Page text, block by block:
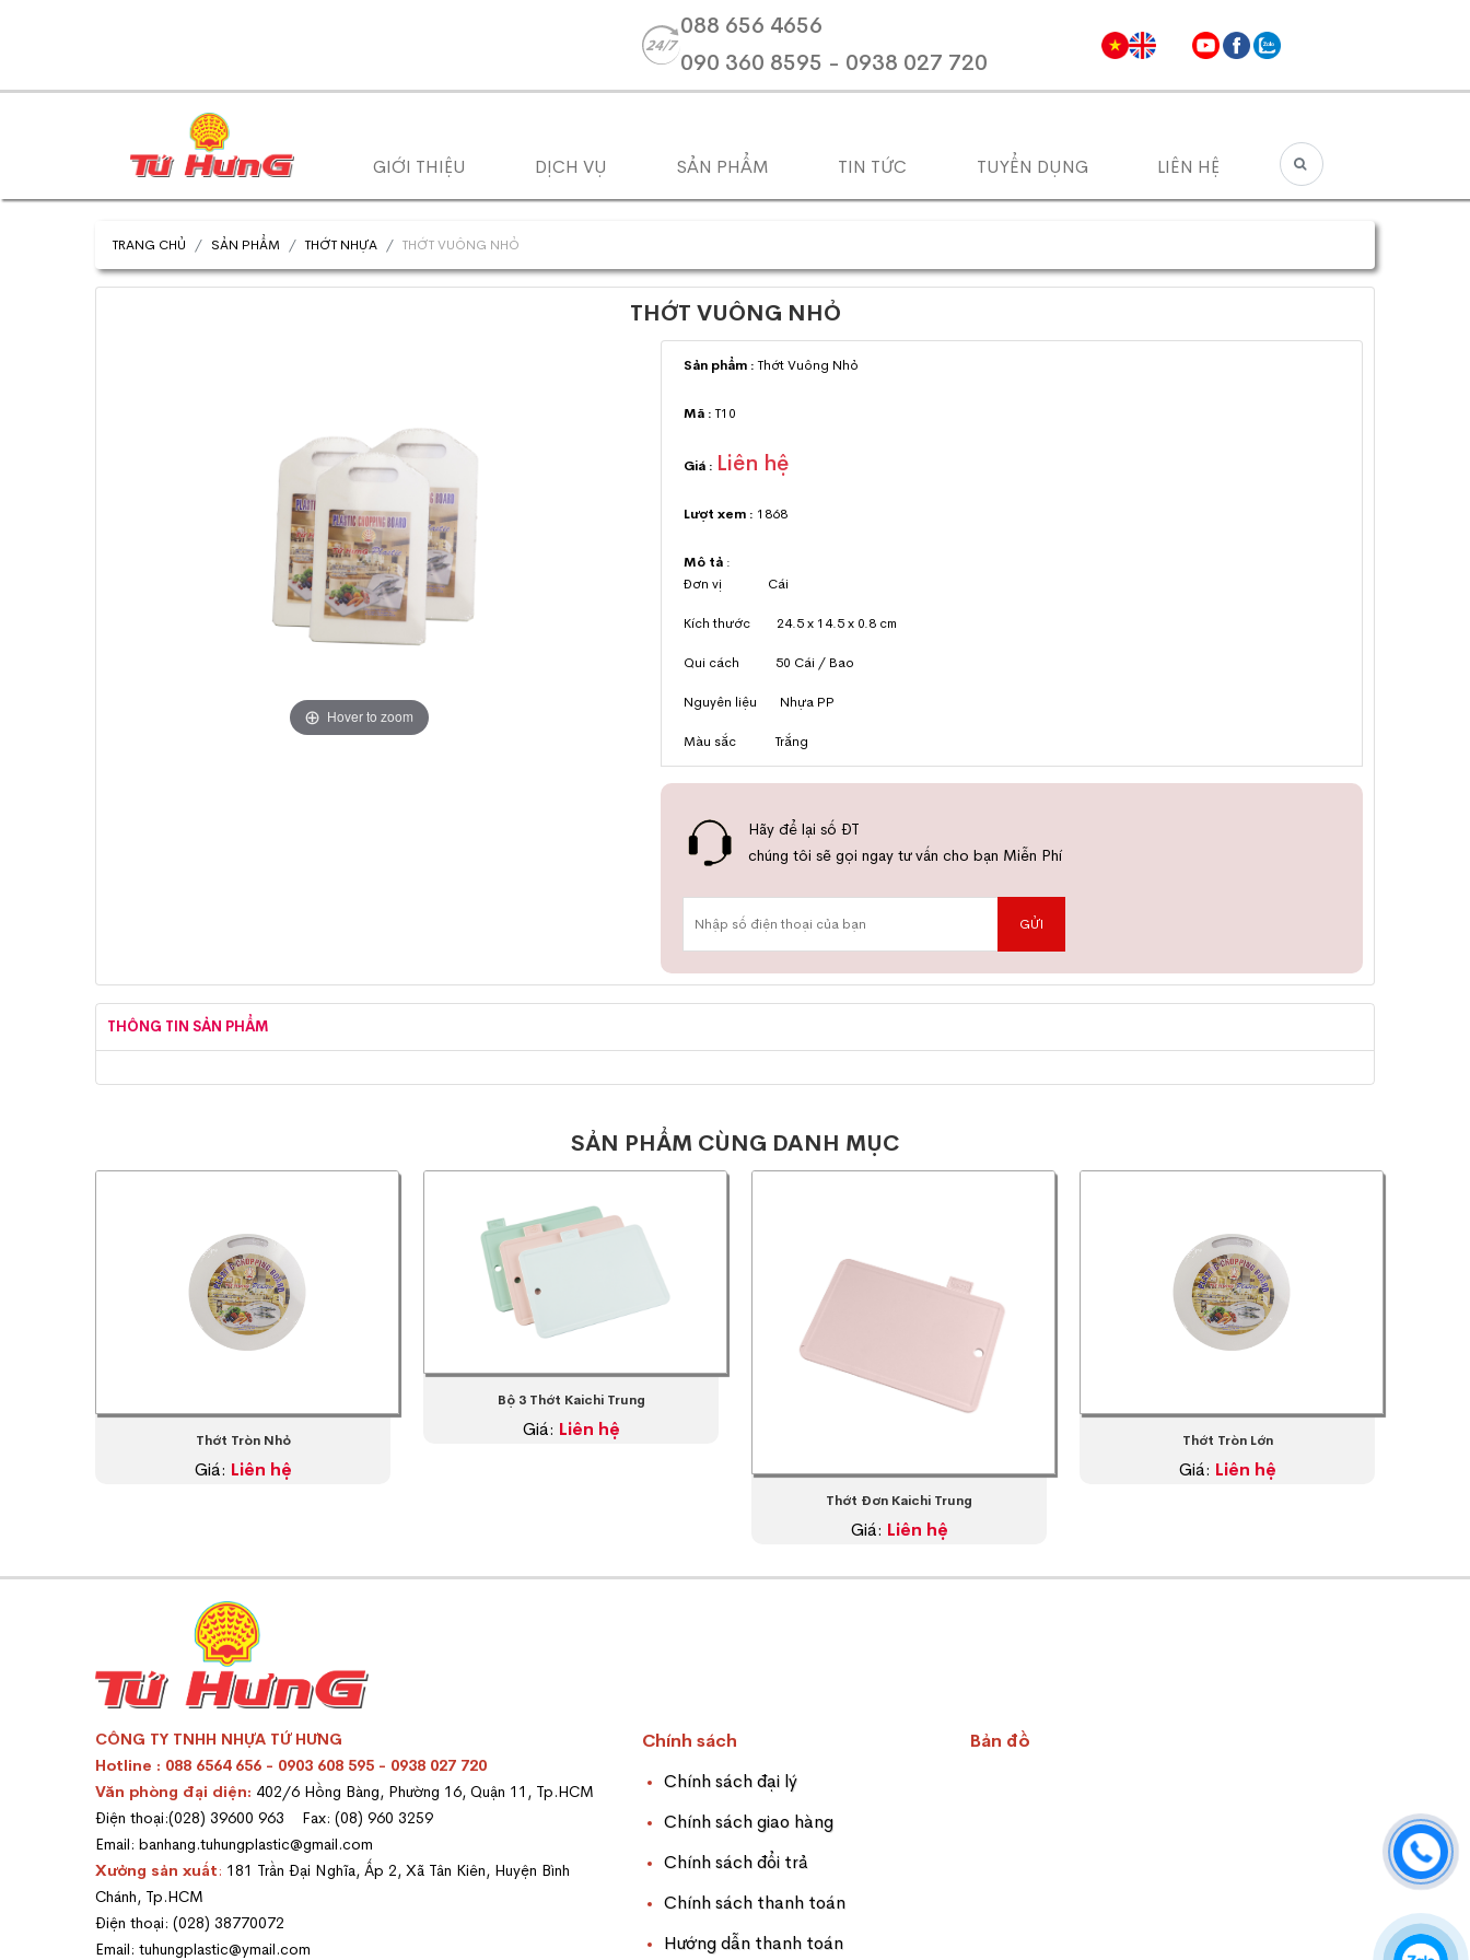
088 656 4656
090 360 8595 - 0938 027 720
GIỚI THIỆU DỊCH VỤ SẢN PHẨM TIN TỨC TUYỂN DỤNG LIÊN HỆ
TRANG CHỦ SẢN PHẨM THỚT NHỰA THỚT VUÔNG NHỎ
THỚT VUÔNG NHỎ
Hover to zoom
Sản phẩm :Thớt Vuông Nhỏ
Mã :T10
Giá : Liên hệ
Lượt xem : 1868
Mô tả:
Đơn vị Cái
Kích thước 24.5 x 14.5 x 0.8 cm
Qui cách 50 Cái / Bao
Nguyên liệu Nhựa PP
Màu sắc Trắng
Hãy để lại số ĐT
chúng tôi sẽ gọi ngay tư vấn cho bạn Miễn Phí
THÔNG TIN SẢN PHẨM
SẢN PHẨM CÙNG DANH MỤC
Thớt Tròn Nhỏ
Giá: Liên hệ
Bộ 3 Thớt Kaichi Trung
Giá: Liên hệ
Thớt Đơn Kaichi Trung
Giá: Liên hệ
Thớt Tròn Lớn
Giá: Liên hệ
CÔNG TY TNHH NHỰA TỨ HƯNG
Hotline : 088 6564 656 - 0903 608 595 - 0938 027 720
Văn phòng đại diện: 402/6 Hồng Bàng, Phường 16, Quận 11, Tp.HCM
Điện thoại:(028) 39600 963 Fax: (08) 960 3259
Email: banhang.tuhungplastic@gmail.com
Xưởng sản xuất: 181 Trần Đại Nghĩa, Ấp 2, Xã Tân Kiên, Huyện Bình
Chánh, Tp.HCM
Điện thoại: (028) 38770072
Email: tuhungplastic@ymail.com
Chính sách
Chính sách đại lý
Chính sách giao hàng
Chính sách đổi trả
Chính sách thanh toán
Hướng dẫn thanh toán
Bản đồ